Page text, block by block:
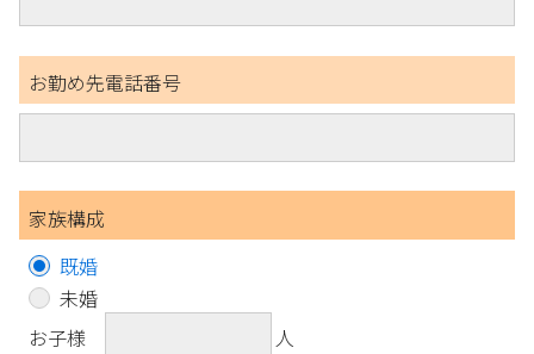
お勤め先電話番号
家族構成
既婚
未婚
お子様
人